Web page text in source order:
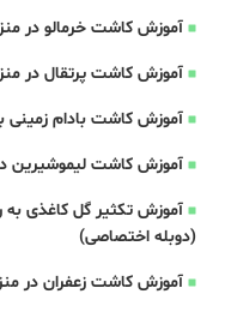
آموزش کاشت خرمالو در
آموزش کاشت پرتقال در
آموزش کاشت بادام
آموزش کاشت لیموشیرین
آموزش تکثیر گل کاغذی
(دوبله اختصاصی)
آموزش کاشت زعفران در